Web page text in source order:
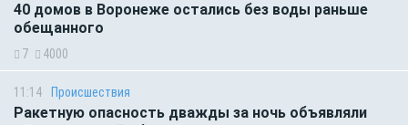
40 домов в Воронеже остались без воды раньше
обещанного
7 4000
11:14 Происшествия
Ракетную опасность дважды за ночь объявляли